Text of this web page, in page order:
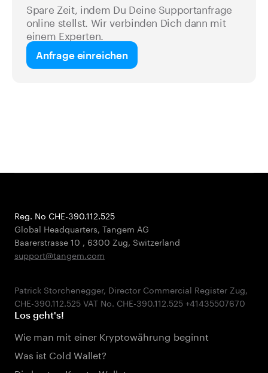
Spare Zeit, indem Du Deine Supportanfrage
online stellst. Wir verbinden Dich dann mit
einem Experten.
Anfrage einreichen
Reg. No CHE-390.112.525
Global Headquarters, Tangem AG
Baarerstrasse 10 , 6300 Zug, Switzerland
support@tangem.com
Patrick Storchenegger, Director Commercial Register Zug,
Los geht's!
Wie man mit einer Kryptowährung beginnt
Was ist Cold Wallet?